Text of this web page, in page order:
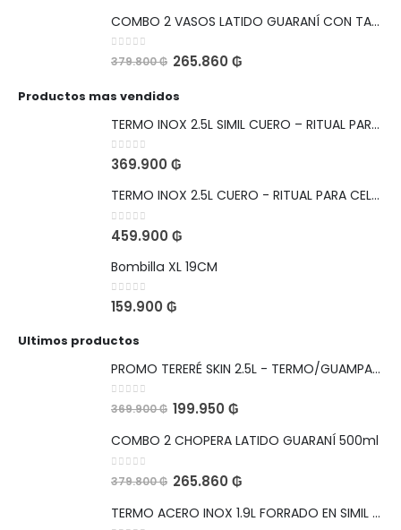
COMBO 2 VASOS LATIDO GUARANÍ CON TAPA HERMETICA Y ABRIDOR 560ml
0out of 5
379.800₲ 265.860 ₲
Productos mas vendidos
TERMO INOX 2.5L SIMIL CUERO – RITUAL PARA CELEBRAR
0out of 5
369.900 ₲
TERMO INOX 2.5L CUERO - RITUAL PARA CELEBRAR
0out of 5
459.900 ₲
Bombilla XL 19CM
0out of 5
159.900 ₲
Ultimos productos
PROMO TERERÉ SKIN 2.5L - TERMO/GUAMPA/BOMBILLA
0out of 5
369.900₲ 199.950 ₲
COMBO 2 CHOPERA LATIDO GUARANÍ 500ml
0 out of 5
379.800₲ 265.860 ₲
TERMO ACERO INOX 1.9L FORRADO EN SIMIL CUERO BOCA ANCHA PARA HIELO